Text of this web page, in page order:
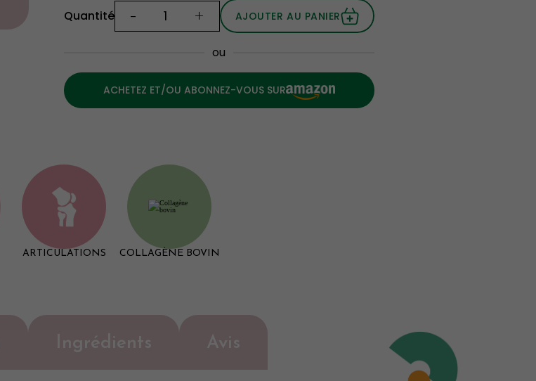
Quantité - + AJOUTER AU PANIER
ou
ACHETEZ ET/OU ABONNEZ-VOUS SUR
ARTICULATIONS COLLAGÈNE BOVIN
Ingrédients Avis